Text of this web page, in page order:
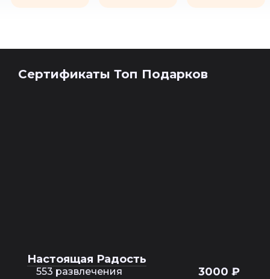
Сертификаты Топ Подарков
Настоящая Радость
553 развлечения 3000 ₽